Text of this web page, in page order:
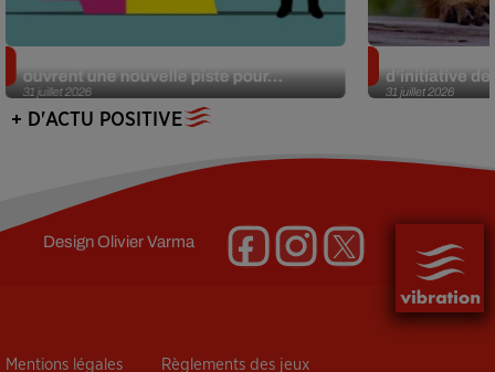
31 juillet 2026
ouvrent une nouvelle piste pour...
31 juillet 2026
d’initiative
+ D'ACTU POSITIVE
DesignOlivier Varma
Mentions légales Règlements des jeux